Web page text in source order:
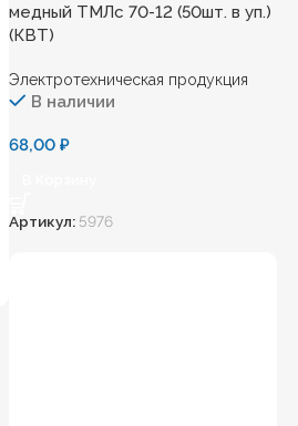
медный ТМЛс 70-12 (50шт. в уп.)
(КВТ)
Электротехническая продукция
В наличии
68,00 ₽
Артикул: 5976